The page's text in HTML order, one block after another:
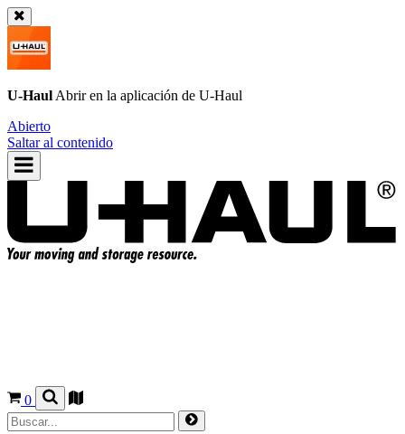
U-Haul Abrir en la aplicación de U-Haul
Abierto
Saltar al contenido
0